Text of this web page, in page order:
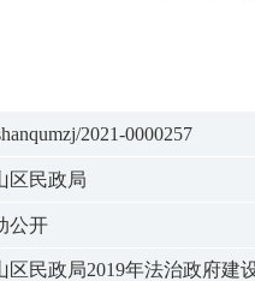
2021-0000257
区民政局
公开
区民政局2019年法治政府建